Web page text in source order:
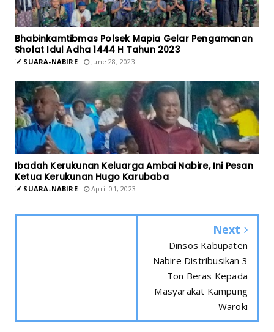
Bhabinkamtibmas Polsek Mapia Gelar Pengamanan
Sholat Idul Adha 1444 H Tahun 2023
SUARA-NABIRE June 28, 2023
Ibadah Kerukunan Keluarga Ambai Nabire, Ini Pesan
Ketua Kerukunan Hugo Karubaba
SUARA-NABIRE April 01, 2023
Next
Dinsos Kabupaten
Nabire Distribusikan 3
Ton Beras Kepada
Masyarakat Kampung
Waroki